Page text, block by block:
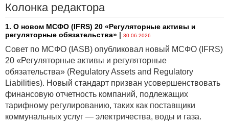
Колонка редактора
1. О новом МСФО (IFRS) 20 «Регуляторные активы и
регуляторные обязательства» | 30.06.2026
Совет по МСФО (IASB) опубликовал новый МСФО (IFRS)
20 «Регуляторные активы и регуляторные
обязательства» (Regulatory Assets and Regulatory
Liabilities). Новый стандарт призван усовершенствовать
финансовую отчетность компаний, подлежащих
тарифному регулированию, таких как поставщики
коммунальных услуг — электричества, воды и газа.